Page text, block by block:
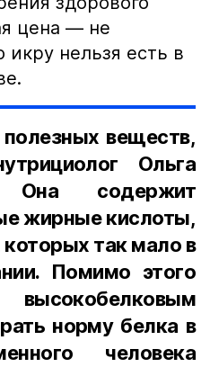
цена — не
икру нельзя есть в
веществ,
Ольга
содержит
жирные кислоты,
так мало в
Помимо этого
норму белка в
человека